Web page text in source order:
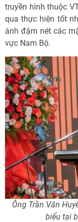
truyền hình thuộc
qua thực hiện tốt
ánh đậm nét các
vực Nam Bộ.
Ông Trần Văn
biểu tại